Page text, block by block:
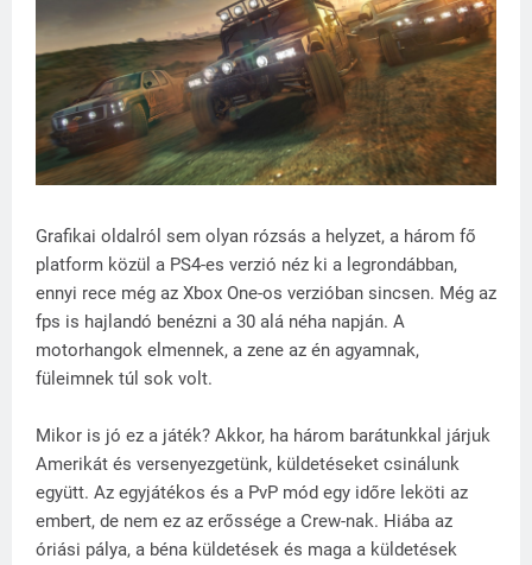
Grafikai oldalról sem olyan rózsás a helyzet, a három fő
platform közül a PS4-es verzió néz ki a legrondábban,
ennyi rece még az Xbox One-os verzióban sincsen. Még az
fps is hajlandó benézni a 30 alá néha napján. A
motorhangok elmennek, a zene az én agyamnak,
füleimnek túl sok volt.
Mikor is jó ez a játék? Akkor, ha három barátunkkal járjuk
Amerikát és versenyezgetünk, küldetéseket csinálunk
együtt. Az egyjátékos és a PvP mód egy időre leköti az
embert, de nem ez az erőssége a Crew-nak. Hiába az
óriási pálya, a béna küldetések és maga a küldetések